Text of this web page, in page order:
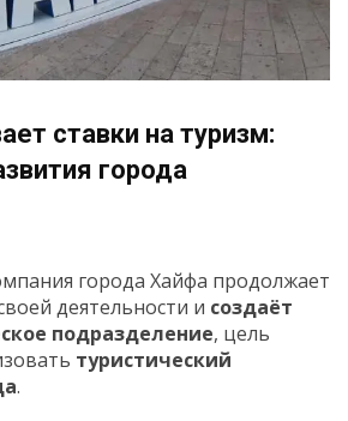
ставки на туризм:
города
города Хайфа продолжает
деятельности и создаёт
подразделение, цель
туристический
.